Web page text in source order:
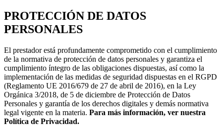
PROTECCIÓN DE DATOS
PERSONALES
El prestador está profundamente comprometido con el cumplimiento
de la normativa de protección de datos personales y garantiza el
cumplimiento íntegro de las obligaciones dispuestas, así como la
implementación de las medidas de seguridad dispuestas en el RGPD
(Reglamento UE 2016/679 de 27 de abril de 2016), en la Ley
Orgánica 3/2018, de 5 de diciembre de Protección de Datos
Personales y garantía de los derechos digitales y demás normativa
legal vigente en la materia. Para más información, ver nuestra
Política de Privacidad.